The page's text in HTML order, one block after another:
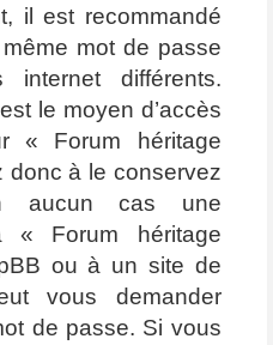
il est recommandé
mot de passe
différents.
le moyen d’accès
« Forum héritage
donc à le conservez
aucun cas une
« Forum héritage
ou à un site de
vous demander
de passe. Si vous